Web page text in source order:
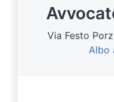
Via Festo
Albo